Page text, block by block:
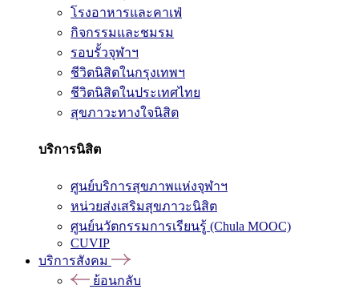
โรงอาหารและคาเฟ่
กิจกรรมและชมรม
รอบรั้วจุฬาฯ
ชีวิตนิสิตในกรุงเทพฯ
ชีวิตนิสิตในประเทศไทย
สุขภาวะทางใจนิสิต
บริการนิสิต
ศูนย์บริการสุขภาพแห่งจุฬาฯ
หน่วยส่งเสริมสุขภาวะนิสิต
ศูนย์นวัตกรรมการเรียนรู้ (Chula MOOC)
CUVIP
บริการสังคม
ย้อนกลับ